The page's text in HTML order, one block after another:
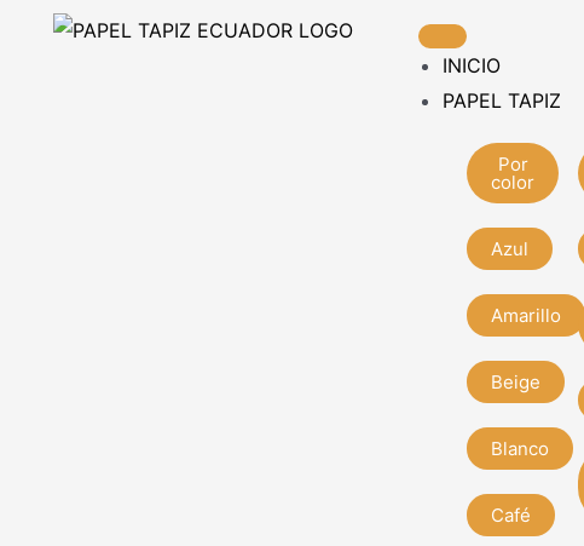
INICIO
PAPEL TAPIZ
Por
color
Azul
Amarillo
Beige
Blanco
Café